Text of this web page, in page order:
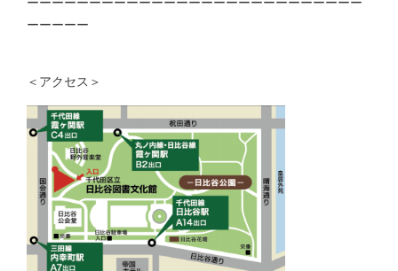
ーーーーー
＜アクセス＞